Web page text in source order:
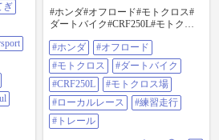
っ
開幕
ム❓
もて
ラッ
クも
ー
ぎ
#ホンダ#オフロード#モトクロス#
ダートバイク#CRF250L#モトクロ
レール 以前はCRF250Lでモトクロ
ス場を走っていました。 足回りと
排気系を換えればソコソコ走る事
が出来ますが、やはり車重が一番
のネックですかね…😅
#ホンダ
#オフロード
#モトクロス
#ダートバイク
#CRF250L
#モトクロス場
#ローカルレース
#練習走行
#トレール